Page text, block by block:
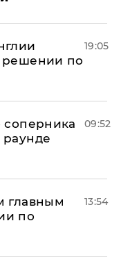
решении по
19:05
соперника
09:52
главным
по
13:54